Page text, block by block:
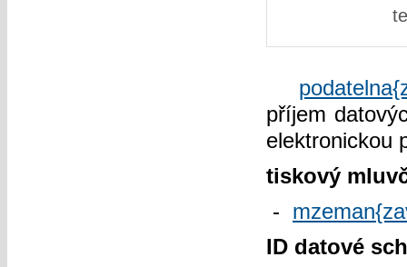
příjem
elektronickou
tiskový
-
ID datové